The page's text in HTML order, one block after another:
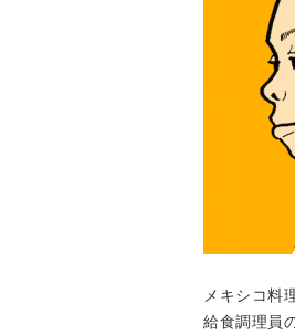
メキシコ料
給食調理員